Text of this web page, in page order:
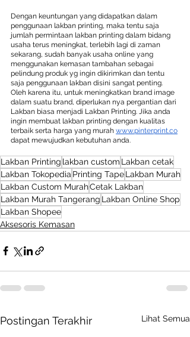
Dengan keuntungan yang didapatkan dalam
penggunaan lakban printing, maka tentu saja
jumlah permintaan lakban printing dalam bidang
usaha terus meningkat, terlebih lagi di zaman
sekarang, sudah banyak usaha online yang
menggunakan kemasan tambahan sebagai
pelindung produk yg ingin dikirimkan dan tentu
saja penggunaan lakban disini sangat penting.
Oleh karena itu, untuk meningkatkan brand image
dalam suatu brand, diperlukan nya pergantian dari
Lakban biasa menjadi Lakban Printing. Jika anda
ingin membuat lakban printing dengan kualitas
terbaik serta harga yang murah www.pinterprint.co
dapat mewujudkan kebutuhan anda.
Lakban Printing lakban custom Lakban cetak
Lakban Tokopedia Printing TapeLakban Murah
Lakban Custom MurahCetak Lakban
Lakban Murah Tangerang Lakban Online Shop
Lakban Shopee
Aksesoris Kemasan
Postingan Terakhir Lihat Semua